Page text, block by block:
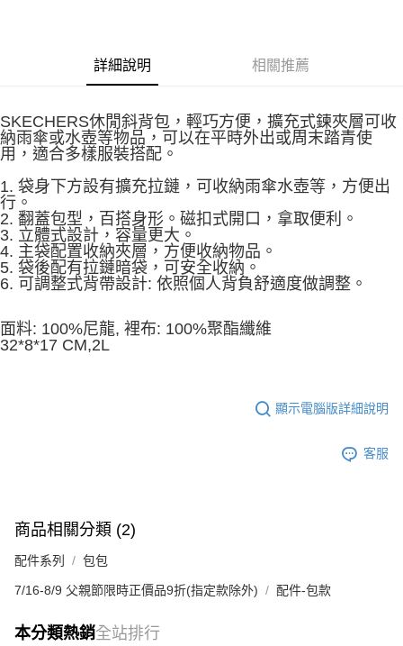
2.透過簡訊連結打開帳單後，可選擇「超商條碼／台灣大直營門市／銀行轉
帳／街口支付／iPASS MONEY」等通路繳費。
1.本服務係由「台灣大哥大股份有限公司」（以下簡稱本公司）所提供，讓
用戶於交易時，得透過本服務購買商品或服務，並由商店將買賣／分期付款
買賣價金債權讓與本公司後，依約使用本公司帳單繳交帳款。
資料（包含姓名、電話或地址）提供予台灣大哥大進項蒐集、處理及利用，
由本公司與您本人進行分期帳單所需資料之確認、核對及更正。
3.完整用戶服務條款，請詳閱以下連結：https://oppay.tw/userRule
詳細說明 相關推薦
SKECHERS休閒斜背包，輕巧方便，擴充式鍊夾層可收
納雨傘或水壺等物品，可以在平時外出或周末踏青使
用，適合多樣服裝搭配。
1. 袋身下方設有擴充拉鏈，可收納雨傘水壺等，方便出
行。
2. 翻蓋包型，百搭身形。磁扣式開口，拿取便利。
3. 立體式設計，容量更大。
4. 主袋配置收納夾層，方便收納物品。
5. 袋後配有拉鏈暗袋，可安全收納。
6. 可調整式背帶設計: 依照個人背負舒適度做調整。
面料: 100%尼龍, 裡布: 100%聚酯纖維
32*8*17 CM,2L
顯示電腦版詳細說明
客服
商品相關分類 (2)
配件系列 包包
7/16-8/9 父親節限時正價品9折(指定款除外) 配件-包款
本分類熱銷全站排行